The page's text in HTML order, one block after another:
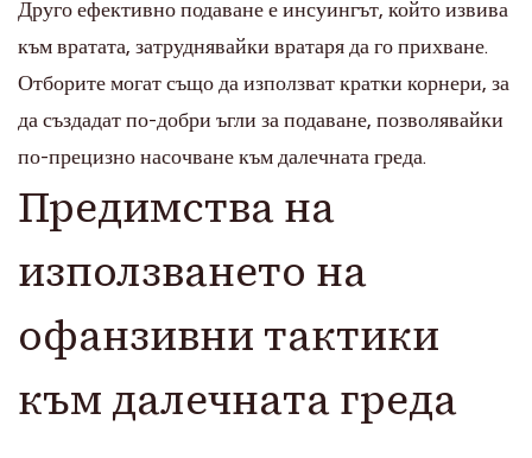
Друго ефективно подаване е инсуингът, който извива
към вратата, затруднявайки вратаря да го прихване.
Отборите могат също да използват кратки корнери, за
да създадат по-добри ъгли за подаване, позволявайки
по-прецизно насочване към далечната греда.
Предимства на
използването на
офанзивни тактики
към далечната греда